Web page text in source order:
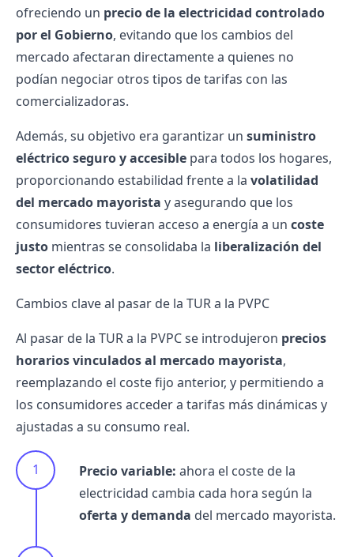
ofreciendo un precio de la electricidad controlado
por el Gobierno, evitando que los cambios del
mercado afectaran directamente a quienes no
podían negociar otros tipos de tarifas con las
comercializadoras.
Además, su objetivo era garantizar un suministro
eléctrico seguro y accesible para todos los hogares,
proporcionando estabilidad frente a la volatilidad
del mercado mayorista y asegurando que los
consumidores tuvieran acceso a energía a un coste
justo mientras se consolidaba la liberalización del
sector eléctrico.
Cambios clave al pasar de la TUR a la PVPC
Al pasar de la TUR a la PVPC se introdujeron precios
horarios vinculados al mercado mayorista,
reemplazando el coste fijo anterior, y permitiendo a
los consumidores acceder a tarifas más dinámicas y
ajustadas a su consumo real.
Precio variable: ahora el coste de la
electricidad cambia cada hora según la
oferta y demanda del mercado mayorista.